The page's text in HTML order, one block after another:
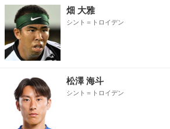
畑 大雅
シント＝トロイデン
松澤 海斗
シント＝トロイデン